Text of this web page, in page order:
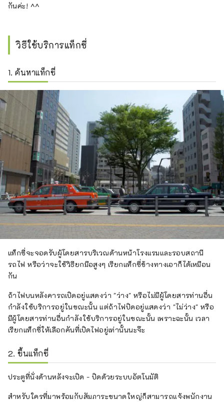
กันค่ะ! ^^
วิธีใช้บริการแท็กซี่
1. ค้นหาแท็กซี่
แท็กซี่จะจอดรับผู้โดยสารบริเวณด้านหน้าโรงแรมและรอบสถานี
รถไฟ หรือว่าจะใช้วิธียกมือสูงๆ เรียกแท็กซี่ข้างทางเอาก็ได้เหมือน
กัน
ถ้าไฟบนหลังคารถเปิดอยู่แสดงว่า "ว่าง" หรือไม่มีผู้โดยสารท่านอื่น
กำลังใช้บริการอยู่ในขณะนั้น แต่ถ้าไฟปิดอยู่แสดงว่า "ไม่ว่าง" หรือ
มีผู้โดยสารท่านอื่นกำลังใช้บริการอยู่ในขณะนั้น เพราะฉะนั้น เวลา
เรียกแท็กซี่ให้เลือกคันที่เปิดไฟอยู่เท่านั้นนะจ๊ะ
2. ขึ้นแท็กซี่
ประตูที่นั่งด้านหลังจะเปิด - ปิดด้วยระบบอัตโนมัติ
สำหรับใครที่มาพร้อมกับสัมภาระขนาดใหญ่ก็สามารถแจ้งพนักงาน